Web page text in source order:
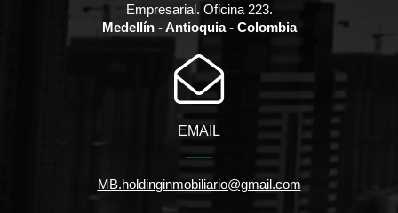
Empresarial. Oficina 223.
Medellín - Antioquia - Colombia
EMAIL
MB.holdinginmobiliario@gmail.com